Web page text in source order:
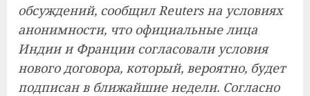
обсуждений, сообщил Reuters на условиях
анонимности, что официальные лица
Индии и Франции согласовали условия
нового договора, который, вероятно, будет
подписан в ближайшие недели. Согласно